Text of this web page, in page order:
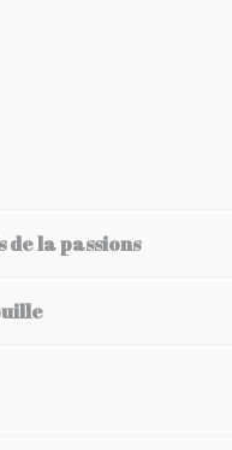
la passions